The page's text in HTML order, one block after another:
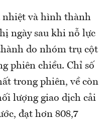
nhiệt và hình thành
ngày sau khi nỗ lực
do nhóm trụ cột
phiên chiều. Chỉ số
trong phiên, về còn
lượng giao dịch cải
đạt hơn 808,7